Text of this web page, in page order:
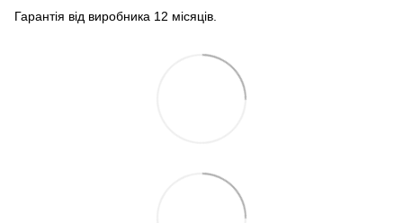
Гарантія від виробника 12 місяців.